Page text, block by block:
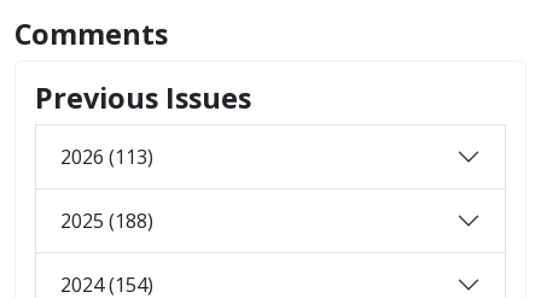
Comments
Previous Issues
2026 (113)
2025 (188)
2024 (154)